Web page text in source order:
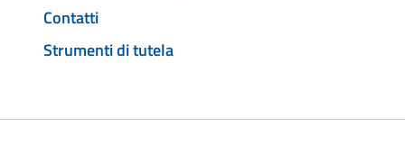
Contatti
Strumenti di tutela